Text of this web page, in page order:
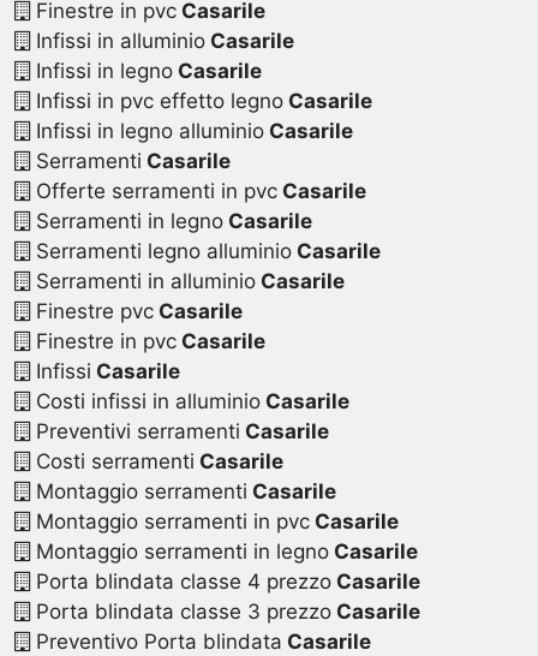
Finestre in pvcCasarile
Infissi in alluminioCasarile
Infissi in legnoCasarile
Infissi in pvc effetto legnoCasarile
Infissi in legno alluminioCasarile
Serramenti Casarile
Offerte serramenti in pvcCasarile
Serramenti in legnoCasarile
Serramenti legno alluminioCasarile
Serramenti in alluminioCasarile
Finestre pvcCasarile
Finestre in pvcCasarile
Infissi Casarile
Costi infissi in alluminioCasarile
Preventivi serramenti Casarile
Costi serramenti Casarile
Montaggio serramenti Casarile
Montaggio serramenti in pvcCasarile
Montaggio serramenti in legnoCasarile
Porta blindata classe 4 prezzoCasarile
Porta blindata classe 3 prezzoCasarile
Preventivo Porta blindata Casarile